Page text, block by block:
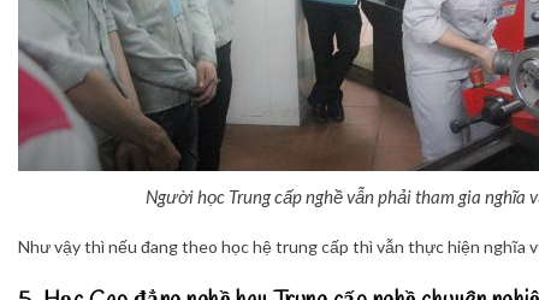
Người học Trung cấp nghề vẫn phải tham gia nghĩa
Như vậy thì nếu đang theo học hệ trung cấp thì vẫn thực hiện nghĩa